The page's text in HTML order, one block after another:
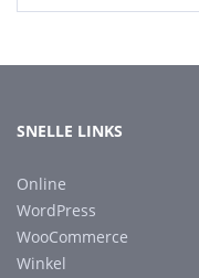
SNELLE LINKS
Online
WordPress
WooCommerce
Winkel